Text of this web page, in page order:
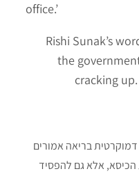
office.’
Rishi Sunak’s
the
cracking up.
דמוקרטית בריאה אמורים
הכיסא, אלא גם להפסיד